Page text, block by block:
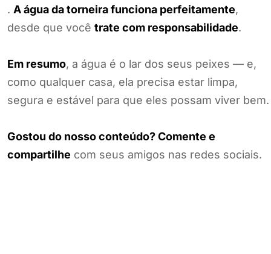
. A água da torneira funciona perfeitamente,
desde que você trate com responsabilidade.
Em resumo, a água é o lar dos seus peixes — e,
como qualquer casa, ela precisa estar limpa,
segura e estável para que eles possam viver bem.
Gostou do nosso conteúdo? Comente e
compartilhe com seus amigos nas redes sociais.